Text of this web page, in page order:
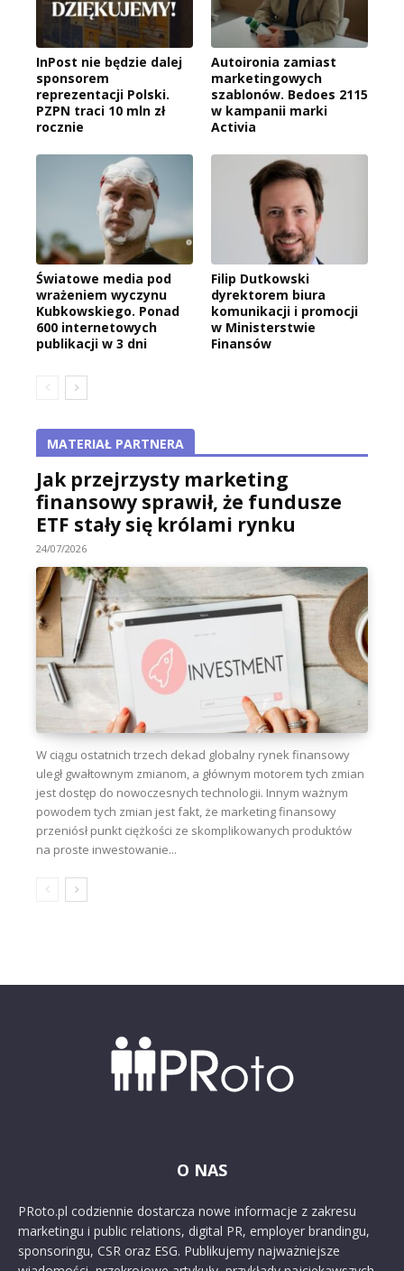
InPost nie będzie dalej
sponsorem
reprezentacji Polski.
PZPN traci 10 mln zł
rocznie
Autoironia zamiast
marketingowych
szablonów. Bedoes 2115
w kampanii marki
Activia
Światowe media pod
wrażeniem wyczynu
Kubkowskiego. Ponad
600 internetowych
publikacji w 3 dni
Filip Dutkowski
dyrektorem biura
komunikacji i promocji
w Ministerstwie
Finansów
MATERIAŁ PARTNERA
Jak przejrzysty marketing
finansowy sprawił, że fundusze
ETF stały się królami rynku
24/07/2026
W ciągu ostatnich trzech dekad globalny rynek finansowy
uległ gwałtownym zmianom, a głównym motorem tych zmian
jest dostęp do nowoczesnych technologii. Innym ważnym
powodem tych zmian jest fakt, że marketing finansowy
przeniósł punkt ciężkości ze skomplikowanych produktów
na proste inwestowanie...
O NAS
PRoto.pl codziennie dostarcza nowe informacje z zakresu
marketingu i public relations, digital PR, employer brandingu,
sponsoringu, CSR oraz ESG. Publikujemy najważniejsze